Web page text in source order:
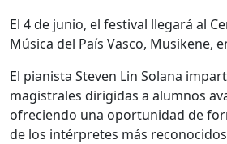
El 4 de junio, el festival llegará al
Música del País Vasco, Musikene,
El pianista Steven Lin Solana
magistrales dirigidas a alumnos
ofreciendo una oportunidad de
de los intérpretes más